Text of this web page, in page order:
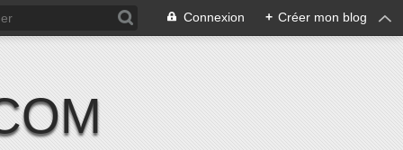
Connexion + Créer mon blog